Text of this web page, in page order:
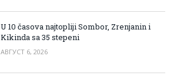
U 10 časova najtopliji Sombor, Zrenjanin i
Kikinda sa 35 stepeni
АВГУСТ 6, 2026